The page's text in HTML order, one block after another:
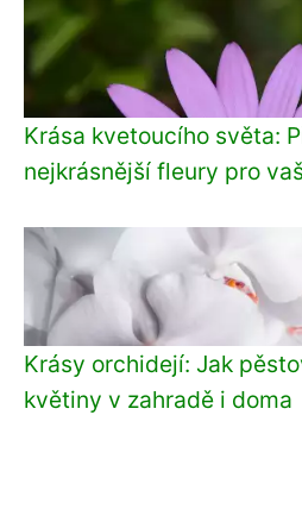
Krása kvetoucího světa:
nejkrásnější fleury pro
Krásy orchidejí: Jak
květiny v zahradě i doma